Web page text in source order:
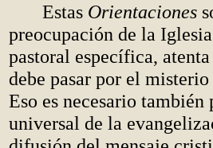
Estas Orientaciones
preocupación de la
pastoral específica,
debe pasar por el
Eso es necesario
universal de la